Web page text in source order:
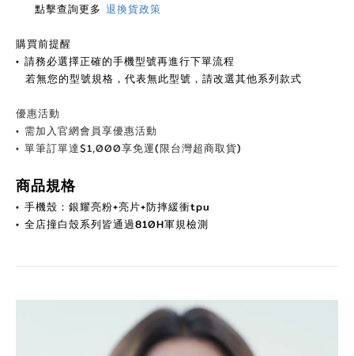
點擊查詢更多 退換貨政策
購買前提醒
• 請務必選擇正確的手機型號再進行下單流程
若無您的型號規格，代表無此型號，請改選其他系列款式
優惠活動
• 需加入官網會員享優惠活動
• 單筆訂單達$1,000享免運(限台灣超商取貨)
商品規格
• 手機殼：銀耀亮粉+亮片+防摔緩衝tpu
• 全店撞白殼系列皆通過810H軍規檢測